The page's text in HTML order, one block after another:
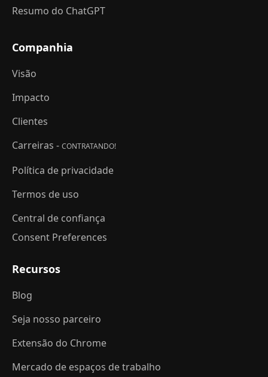
Resumo do ChatGPT
Companhia
Visão
Impacto
Clientes
Carreiras - CONTRATANDO!
Política de privacidade
Termos de uso
Central de confiança
Consent Preferences
Recursos
Blog
Seja nosso parceiro
Extensão do Chrome
Mercado de espaços de trabalho